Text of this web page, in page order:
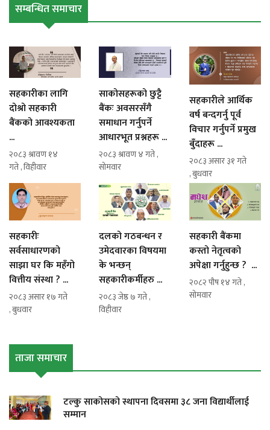
सम्बन्धित समाचार
सहकारीका लागि
दोश्रो सहकारी
बैंकको आवश्यकता
...
२०८३ श्रावण १४
गते , विहीवार
साकोसहरूको छुट्टै
बैंकः अवसरसँगै
समाधान गर्नुपर्ने
आधारभूत प्रश्नहरू ...
२०८३ श्रावण ४ गते ,
सोमवार
सहकारीले आर्थिक
वर्ष बन्दगर्नु पूर्व
विचार गर्नुपर्ने प्रमुख
बुँदाहरू ...
२०८३ असार ३१ गते
, बुधवार
सहकारीः
सर्वसाधारणको
साझा घर कि महँगो
वित्तीय संस्था ? ...
२०८३ असार १७ गते
, बुधवार
दलको गठबन्धन र
उमेदवारका विषयमा
के भन्छन्
सहकारीकर्मीहरु ...
२०८३ जेष्ठ ७ गते ,
विहीवार
सहकारी बैंकमा
कस्तो नेतृत्वको
अपेक्षा गर्नुहुन्छ ? ...
२०८२ पौष १४ गते ,
सोमवार
ताजा समाचार
टल्कु साकोसको स्थापना दिवसमा ३८ जना विद्यार्थीलाई
सम्मान